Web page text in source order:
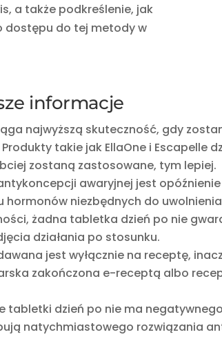
a także podkreślenie, jak
dostępu do tej metody w
informacje
najwyższą skuteczność, gdy
takie jak EllaOne i Escapelle
zostaną zastosowane, tym lepiej.
awaryjnej jest
hormonów niezbędnych do
żadna tabletka dzień po nie
działania po stosunku.
jest wyłącznie na receptę,
zakończona e-receptą albo
tabletki dzień po nie ma
natychmiastowego rozwiązania